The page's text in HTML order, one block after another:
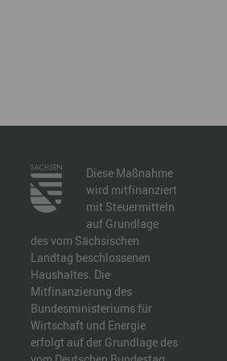
Diese Maßnahme
wird mitfinanziert
mit Steuermitteln
auf Grundlage
des vom Sächsischen
Landtag beschlossenen
Haushaltes. Die
Mitfinanzierung des
Bundesministeriums für
Wirtschaft und Energie
erfolgt auf der Grundlage des